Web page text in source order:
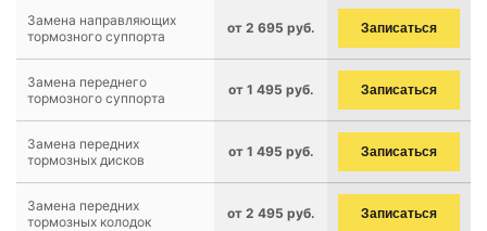
Замена направляющих
тормозного суппорта
от 2 695 руб. Записаться
Замена переднего
тормозного суппорта
от 1 495 руб. Записаться
Замена передних
тормозных дисков
от 1 495 руб. Записаться
Замена передних
тормозных колодок
от 2 495 руб. Записаться